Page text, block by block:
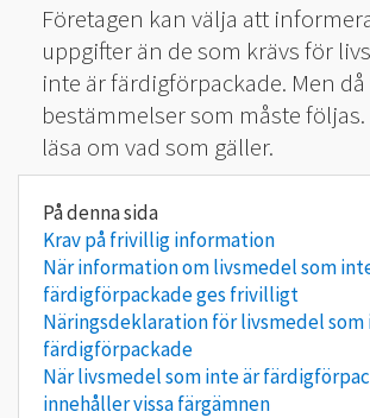
Företagen kan välja att
uppgifter än de som krävs för
inte är färdigförpackade. Men
bestämmelser som måste
läsa om vad som gäller.
Krav på frivillig information
När information om livsmedel som
färdigförpackade ges frivilligt
Näringsdeklaration för livsmedel som
färdigförpackade
När livsmedel som inte är
innehåller vissa färgämnen